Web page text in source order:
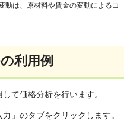
動は、原材料や賃金の変動によるコ
利用例
て価格分析を行います。
」のタブをクリックします。